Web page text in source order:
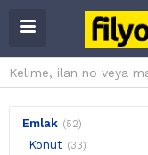
Emlak (52)
Konut (33)